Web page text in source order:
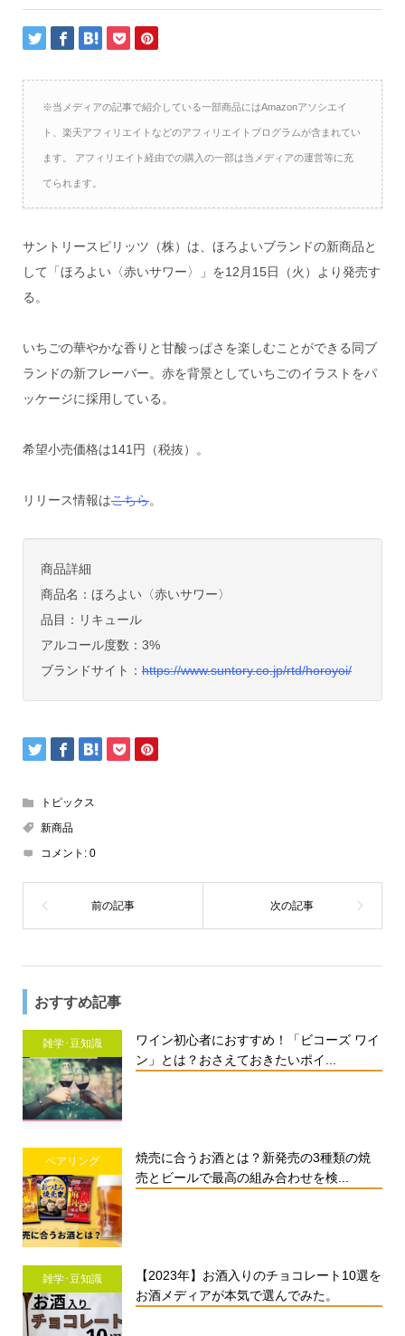
※当メディアの記事で紹介している一部商品にはAmazonアソシエイ
ト、楽天アフィリエイトなどのアフィリエイトプログラムが含まれてい
ます。 アフィリエイト経由での購入の一部は当メディアの運営等に充
てられます。
サントリースピリッツ（株）は、ほろよいブランドの新商品と
して「ほろよい〈赤いサワー〉」を12月15日（火）より発売す
る。
いちごの華やかな香りと甘酸っぱさを楽しむことができる同ブ
ランドの新フレーバー。赤を背景としていちごのイラストをパ
ッケージに採用している。
希望小売価格は141円（税抜）。
リリース情報はこちら。
商品詳細
商品名：ほろよい〈赤いサワー〉
品目：リキュール
アルコール度数：3%
ブランドサイト： https://www.suntory.co.jp/rtd/horoyoi/
トピックス
新商品
コメント: 0
おすすめ記事
雑学･豆知識
ワイン初心者におすすめ！「ビコーズ ワイ
ン」とは？おさえておきたいポイ...
ペアリング
焼売に合うお酒とは？新発売の3種類の焼
売とビールで最高の組み合わせを検...
雑学･豆知識
【2023年】お酒入りのチョコレート10選を
お酒メディアが本気で選んでみた。